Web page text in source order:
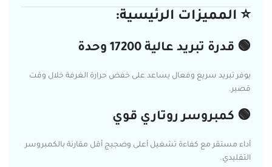
⭐ المميزات الرئيسية:
🟢 قدرة تبريد عالية 17200 وحدة
يوفر تبريد سريع وفعال يساعد على خفض حرارة الغرفة خلال وقت
قصير.
🟢 كمبروسر روتاري قوي
أداء مستقر مع كفاءة تشغيل أعلى وضجيج أقل مقارنة بالكمبروسر
التقليدي.